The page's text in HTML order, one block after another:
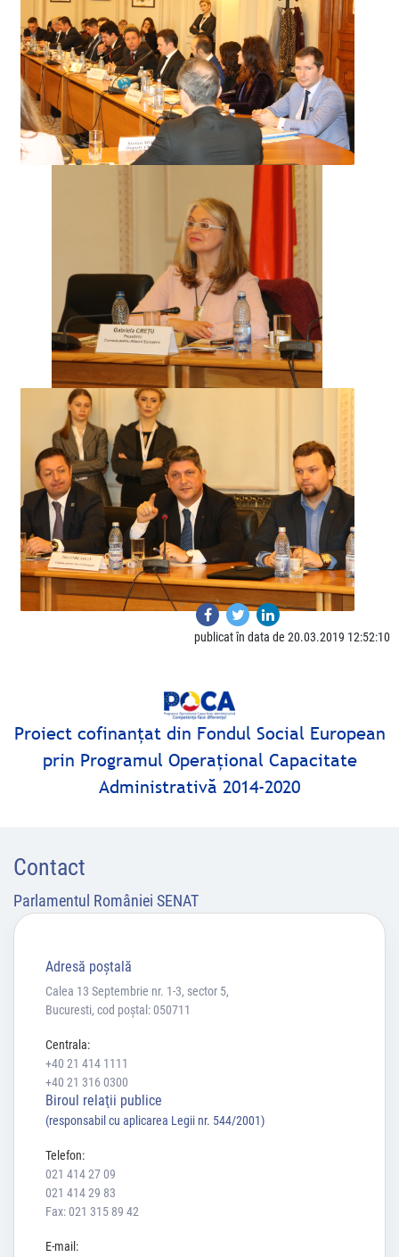
publicat în data de 20.03.2019 12:52:10
Proiect cofinanţat din Fondul Social European
prin Programul Operaţional Capacitate
Administrativă 2014-2020
Contact
Parlamentul României SENAT
Adresă poştală
Calea 13 Septembrie nr. 1-3, sector 5,
Bucuresti, cod poștal: 050711
Centrala:
+40 21 414 1111
+40 21 316 0300
Biroul relaţii publice
(responsabil cu aplicarea Legii nr. 544/2001)
Telefon:
021 414 27 09
021 414 29 83
Fax: 021 315 89 42
E-mail: